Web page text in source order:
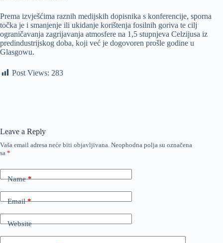
Prema izvješćima raznih medijskih dopisnika s konferencije, sporna
točka je i smanjenje ili ukidanje korištenja fosilnih goriva te cilj
ograničavanja zagrijavanja atmosfere na 1,5 stupnjeva Celzijusa iz
predindustrijskog doba, koji već je dogovoren prošle godine u
Glasgowu.
Post Views: 283
Leave a Reply
Vaša email adresa neće biti objavljivana. Neophodna polja su označena
sa *
Name*
Email*
Website